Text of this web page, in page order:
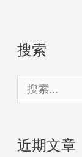
搜索
搜
索
近期文章